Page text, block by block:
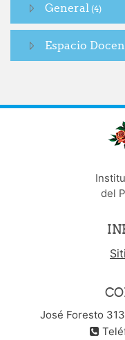
General (4)
Espacio
del
José Foresto